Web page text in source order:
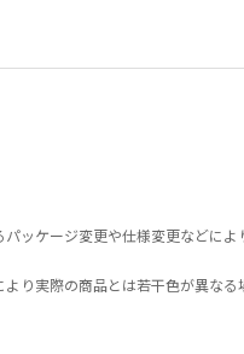
ッケージ変更や仕様変更などに
り実際の商品とは若干色が異なる